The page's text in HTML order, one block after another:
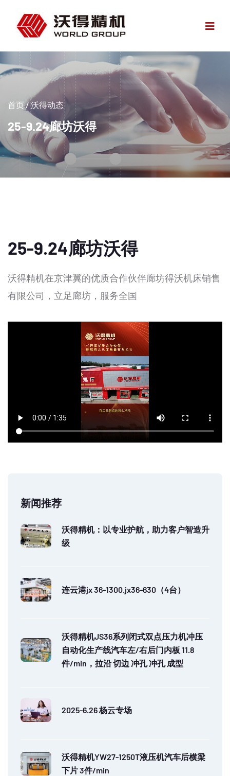
首页/沃得动态
25-9.24廊坊沃得
25-9.24廊坊沃得
沃得精机在京津冀的优质合作伙伴廊坊得沃机床销售
有限公司，立足廊坊，服务全国
新闻推荐
沃得精机：以专业护航，助力客户智造升
级
连云港jx 36-1300.jx36-630（4台）
沃得精机JS36系列闭式双点压力机冲压
自动化生产线汽车左/右后门内板 11.8
件/min，拉沿 切边 冲孔 冲孔 成型
2025-6.26 杨云专场
沃得精机YW27-1250T液压机汽车后横梁
下片 3件/min